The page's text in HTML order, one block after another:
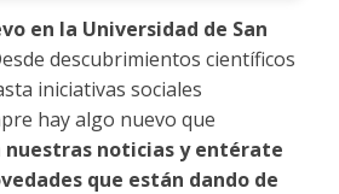
en la Universidad de San
descubrimientos científicos
iniciativas sociales
hay algo nuevo que
nuestras noticias y entérate
que están dando de